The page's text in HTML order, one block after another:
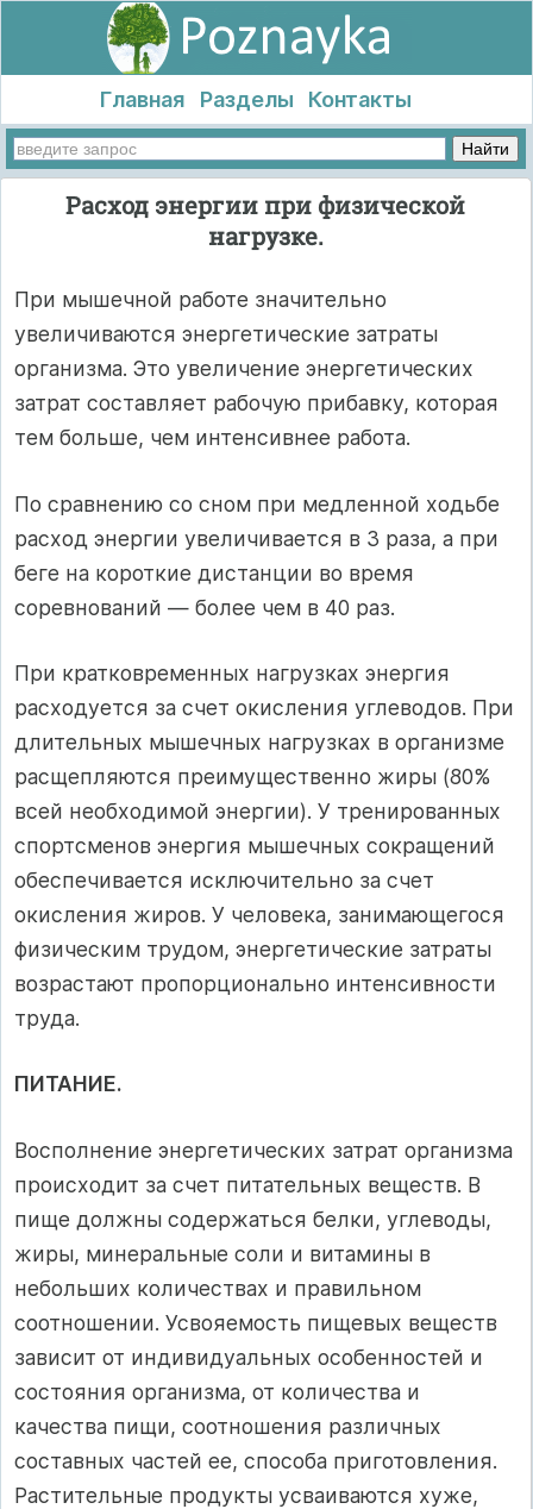
Главная Разделы Контакты
Расход энергии при физической
нагрузке.
При мышечной работе значительно
увеличиваются энергетические затраты
организма. Это увеличение энергетических
затрат составляет рабочую прибавку, которая
тем больше, чем интенсивнее работа.
По сравнению со сном при медленной ходьбе
расход энергии увеличивается в 3 раза, а при
беге на короткие дистанции во время
соревнований — более чем в 40 раз.
При кратковременных нагрузках энергия
расходуется за счет окисления углеводов. При
длительных мышечных нагрузках в организме
расщепляются преимущественно жиры (80%
всей необходимой энергии). У тренированных
спортсменов энергия мышечных сокращений
обеспечивается исключительно за счет
окисления жиров. У человека, занимающегося
физическим трудом, энергетические затраты
возрастают пропорционально интенсивности
труда.
ПИТАНИЕ.
Восполнение энергетических затрат организма
происходит за счет питательных веществ. В
пище должны содержаться белки, углеводы,
жиры, минеральные соли и витамины в
небольших количествах и правильном
соотношении. Усвояемость пищевых веществ
зависит от индивидуальных особенностей и
состояния организма, от количества и
качества пищи, соотношения различных
составных частей ее, способа приготовления.
Растительные продукты усваиваются хуже,